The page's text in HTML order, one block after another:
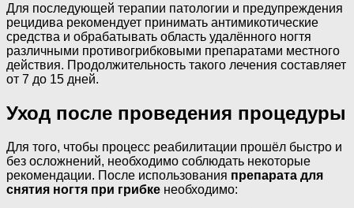
Для последующей терапии патологии и предупреждения
рецидива рекомендует принимать антимикотические
средства и обрабатывать область удалённого ногтя
различными противогрибковыми препаратами местного
действия. Продолжительность такого лечения составляет
от 7 до 15 дней.
Уход после проведения процедуры
Для того, чтобы процесс реабилитации прошёл быстро и
без осложнений, необходимо соблюдать некоторые
рекомендации. После использования препарата для
снятия ногтя при грибке необходимо: